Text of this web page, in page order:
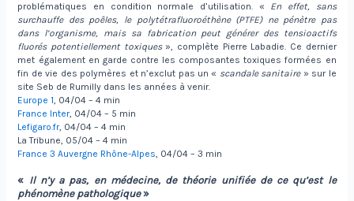
problématiques en condition normale d’utilisation. « En effet, sans
surchauffe des poêles, le polytétrafluoroéthène (PTFE) ne pénètre pas
dans l’organisme, mais sa fabrication peut générer des tensioactifs
fluorés potentiellement toxiques», complète Pierre Labadie. Ce dernier
met également en garde contre les composantes toxiques formées en
fin de vie des polymères et n’exclut pas un « scandale sanitaire» sur le
site Seb de Rumilly dans les années à venir.
Europe 1, 04/04 – 4 min
France Inter, 04/04 – 5 min
Lefigaro.fr, 04/04 – 4 min
La Tribune, 05/04 – 4 min
France 3 Auvergne Rhône-Alpes, 04/04 – 3 min
« Il n’y a pas, en médecine, de théorie unifiée de ce qu’est le
phénomène pathologique»